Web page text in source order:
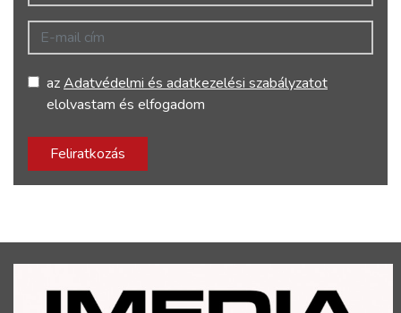
E-mail cím
azAdatvédelmi és adatkezelési szabályzatot
elolvastam és elfogadom
Feliratkozás